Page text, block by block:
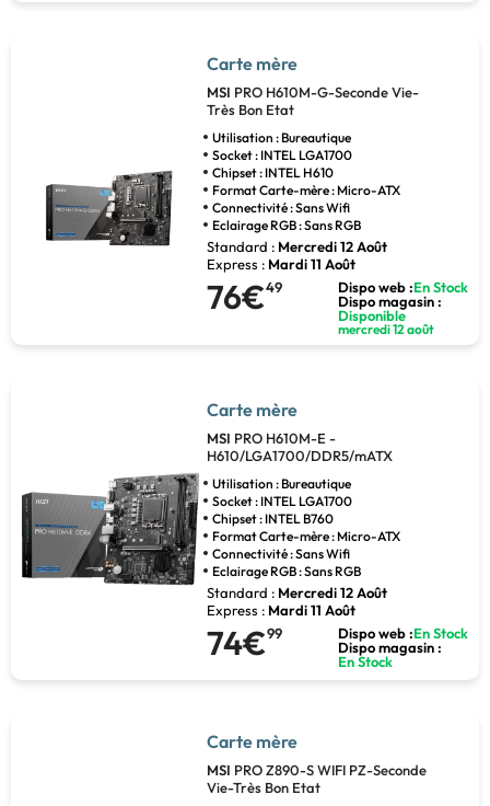
Carte mère
MSI PRO H610M-G-Seconde Vie-
Très Bon Etat
Utilisation : Bureautique
Socket : INTEL LGA1700
Chipset : INTEL H610
Format Carte-mère : Micro-ATX
Connectivité : Sans Wifi
Eclairage RGB : Sans RGB
Standard : Mercredi 12 Août
Express : Mardi 11 Août
76€49 Dispo web :En Stock
Dispo magasin :
Disponible
mercredi 12 août
Carte mère
MSI PRO H610M-E -
H610/LGA1700/DDR5/mATX
Utilisation : Bureautique
Socket : INTEL LGA1700
Chipset : INTEL B760
Format Carte-mère : Micro-ATX
Connectivité : Sans Wifi
Eclairage RGB : Sans RGB
Standard : Mercredi 12 Août
Express : Mardi 11 Août
74€99 Dispo web :En Stock
Dispo magasin :
En Stock
Carte mère
MSI PRO Z890-S WIFI PZ-Seconde
Vie-Très Bon Etat